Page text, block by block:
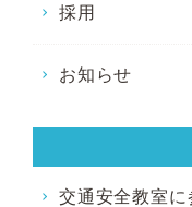
採用
お知らせ
交通安全教室に